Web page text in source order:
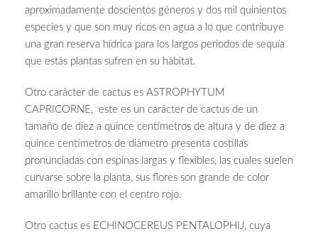
aproximadamente doscientos géneros y dos mil quinientos
especies y que son muy ricos en agua a lo que contribuye
una gran reserva hídrica para los largos periodos de sequía
que estás plantas sufren en su hábitat.
Otro carácter de cactus es ASTROPHYTUM
CAPRICORNE, este es un carácter de cactus de un
tamaño de diez a quince centímetros de altura y de diez a
quince centímetros de diámetro presenta costillas
pronunciadas con espinas largas y flexibles, las cuales suelen
curvarse sobre la planta, sus flores son grande de color
amarillo brillante con el centro rojo.
Otro cactus es ECHINOCEREUS PENTALOPHIJ, cuya